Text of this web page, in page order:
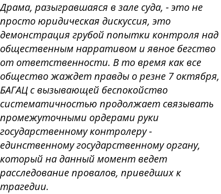
Драма, разыгравшаяся в зале суда, - это не
просто юридическая дискуссия, это
демонстрация грубой попытки контроля над
общественным нарративом и явное бегство
от ответственности. В то время как все
общество жаждет правды о резне 7 октября,
БАГАЦ с вызывающей беспокойство
систематичностью продолжает связывать
промежуточными ордерами руки
государственному контролеру -
единственному государственному органу,
который на данный момент ведет
расследование провалов, приведших к
трагедии.